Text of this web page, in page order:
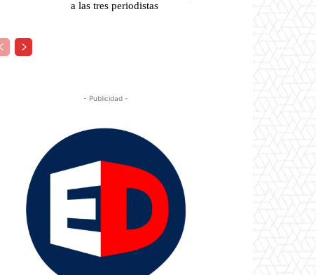
a las tres periodistas
- Publicidad -